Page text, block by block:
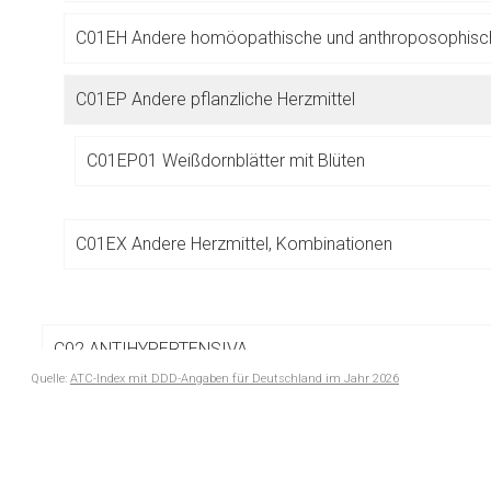
C01EH Andere homöopathische und
C01EP Andere pflanzliche Herzmittel
C01EP01 Weißdornblätter mit Blüten
C01EX Andere Herzmittel, Kombinationen
C02 ANTIHYPERTENSIVA
Quelle: ATC-Index mit DDD-Angaben für Deutschland im Jahr 2026
Betreiber